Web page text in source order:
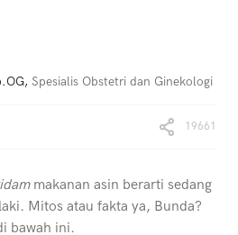
, Spesialis Obstetri dan Ginekologi
19661
makanan asin berarti sedang
Mitos atau fakta ya, Bunda?
bawah ini.